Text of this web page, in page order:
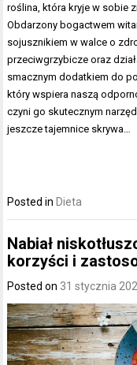
roślina, która kryje w sobie
Obdarzony bogactwem
sojusznikiem w walce o
przeciwgrzybicze oraz
smacznym dodatkiem do
który wspiera naszą
czyni go skutecznym
jeszcze tajemnice skrywa…
Posted inDieta
Nabiał
korzyści i
Posted on 31 stycznia